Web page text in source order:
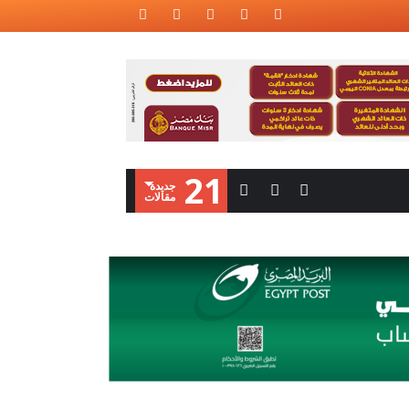
21 ‫جديدة‬
‫مقالات‬